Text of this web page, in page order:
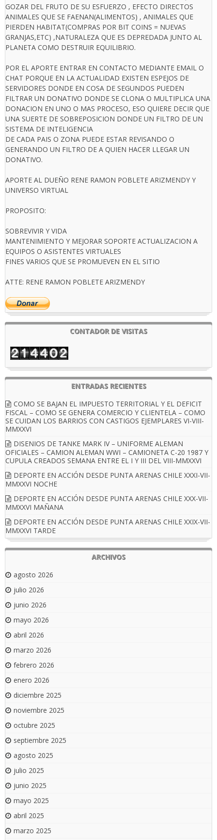
GOZAR DEL FRUTO DE SU ESFUERZO , EFECTO DIRECTOS
ANIMALES QUE SE FAENAN(ALIMENTOS) , ANIMALES QUE
PIERDEN HABITAT(COMPRAS POR BIT COINS = NUEVAS
GRANJAS,ETC) ,NATURALEZA QUE ES DEPREDADA JUNTO AL
PLANETA COMO DESTRUIR EQUILIBRIO.
POR EL APORTE ENTRAR EN CONTACTO MEDIANTE EMAIL O
CHAT PORQUE EN LA ACTUALIDAD EXISTEN ESPEJOS DE
SERVIDORES DONDE EN COSA DE SEGUNDOS PUEDEN
FILTRAR UN DONATIVO DONDE SE CLONA O MULTIPLICA UNA
DONACION EN UNO O MAS PROCESO, ESO QUIERE DECIR QUE
UNA SUERTE DE SOBREPOSICION DONDE UN FILTRO DE UN
SISTEMA DE INTELIGENCIA
DE CADA PAIS O ZONA PUEDE ESTAR REVISANDO O
GENERANDO UN FILTRO DE A QUIEN HACER LLEGAR UN
DONATIVO.
APORTE AL DUEÑO RENE RAMON POBLETE ARIZMENDY Y
UNIVERSO VIRTUAL
PROPOSITO:
SOBREVIVIR Y VIDA
MANTENIMIENTO Y MEJORAR SOPORTE ACTUALIZACION A
EQUIPOS O ASISTENTES VIRTUALES
FINES VARIOS QUE SE PROMUEVEN EN EL SITIO
ATTE: RENE RAMON POBLETE ARIZMENDY
CONTADOR DE VISITAS
ENTRADAS RECIENTES
COMO SE BAJAN EL IMPUESTO TERRITORIAL Y EL DEFICIT
FISCAL – COMO SE GENERA COMERCIO Y CLIENTELA – COMO
SE CUIDAN LOS BARRIOS CON CASTIGOS EJEMPLARES VI-VIII-
MMXXVI
DISENIOS DE TANKE MARK IV – UNIFORME ALEMAN
OFICIALES – CAMION ALEMAN WWI – CAMIONETA C-20 1987 Y
CUPULA CREADOS SEMANA ENTRE EL I Y III DEL VIII-MMXXVI
DEPORTE EN ACCIÓN DESDE PUNTA ARENAS CHILE XXXI-VII-
MMXXVI NOCHE
DEPORTE EN ACCIÓN DESDE PUNTA ARENAS CHILE XXX-VII-
MMXXVI MAÑANA
DEPORTE EN ACCIÓN DESDE PUNTA ARENAS CHILE XXIX-VII-
MMXXVI TARDE
ARCHIVOS
agosto 2026
julio 2026
junio 2026
mayo 2026
abril 2026
marzo 2026
febrero 2026
enero 2026
diciembre 2025
noviembre 2025
octubre 2025
septiembre 2025
agosto 2025
julio 2025
junio 2025
mayo 2025
abril 2025
marzo 2025